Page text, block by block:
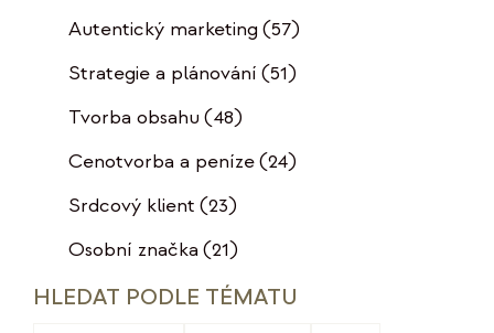
Autentický marketing (57)
Strategie a plánování (51)
Tvorba obsahu (48)
Cenotvorba a peníze(24)
Srdcový klient (23)
Osobní značka (21)
HLEDAT PODLE TÉMATU